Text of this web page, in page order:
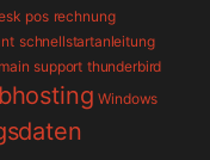
pos rechnung
schnellstartanleitung
support thunderbird
Windows